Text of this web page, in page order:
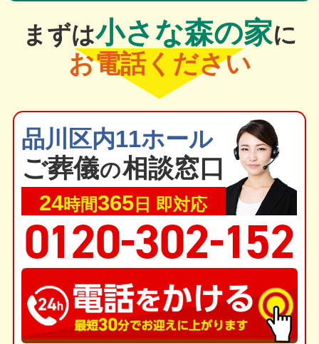
まずは小さな森の家に
お電話ください
品川区内11ホール
ご葬儀の相談窓口
24時間365 日 即対応
0120-302-152